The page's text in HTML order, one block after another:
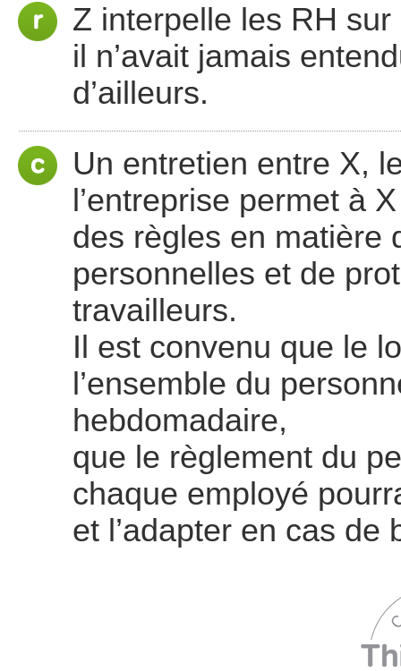
Z interpelle les RH
il n’avait jamais
d’ailleurs.
Un entretien entre X,
l’entreprise permet à
des règles en matière
personnelles et de
travailleurs.
Il est convenu que le
l’ensemble du
hebdomadaire,
que le règlement du
chaque employé
et l’adapter en cas de